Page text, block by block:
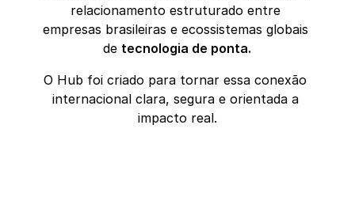
relacionamento estruturado entre
empresas brasileiras e ecossistemas globais
de tecnologia de ponta.
O Hub foi criado para tornar essa conexão
internacional clara, segura e orientada a
impacto real.